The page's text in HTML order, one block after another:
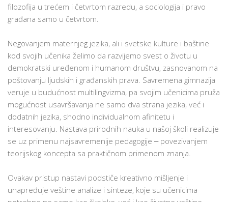
filozofija u trećem i četvrtom razredu, a sociologija i pravo
građana samo u četvrtom.
Negovanjem maternjeg jezika, ali i svetske kulture i baštine
kod svojih učenika želimo da razvijemo svest o životu u
demokratski uređenom i humanom društvu, zasnovanom na
poštovanju ljudskih i građanskih prava. Savremena gimnazija
veruje u budućnost multilingvizma, pa svojim učenicima pruža
mogućnost usavršavanja ne samo dva strana jezika, već i
dodatnih jezika, shodno individualnom afinitetu i
interesovanju. Nastava prirodnih nauka u našoj školi realizuje
se uz primenu najsavremenije pedagogije ‒ povezivanjem
teorijskog koncepta sa praktičnom primenom znanja.
Ovakav pristup nastavi podstiče kreativno mišljenje i
unapređuje veštine analize i sinteze, koje su učenicima